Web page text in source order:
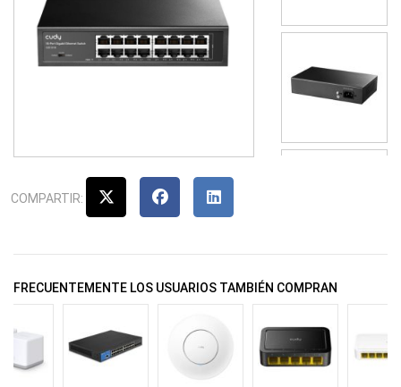
COMPARTIR:
FRECUENTEMENTE LOS USUARIOS TAMBIÉN COMPRAN